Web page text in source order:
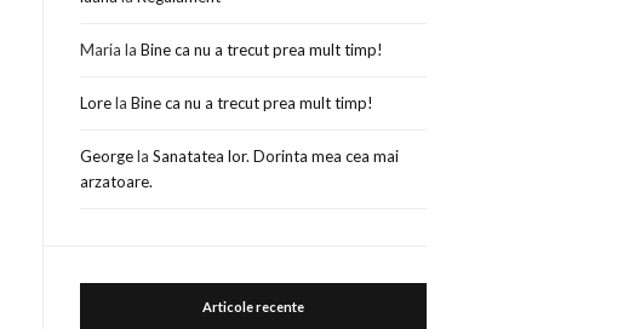
Maria laBine ca nu a trecut prea mult timp!
LorelaBine ca nu a trecut prea mult timp!
GeorgelaSanatatea lor. Dorinta mea cea mai
arzatoare.
Articole recente